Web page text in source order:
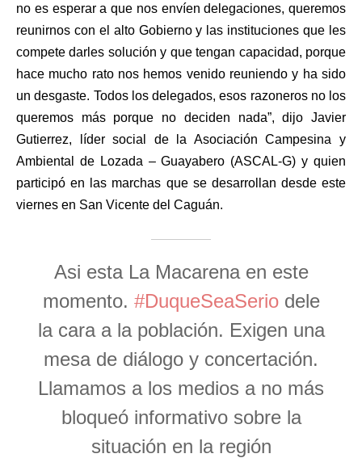
no es esperar a que nos envíen delegaciones, queremos
reunirnos con el alto Gobierno y las instituciones que les
compete darles solución y que tengan capacidad, porque
hace mucho rato nos hemos venido reuniendo y ha sido
un desgaste. Todos los delegados, esos razoneros no los
queremos más porque no deciden nada”, dijo Javier
Gutierrez, líder social de la Asociación Campesina y
Ambiental de Lozada – Guayabero (ASCAL-G) y quien
participó en las marchas que se desarrollan desde este
viernes en San Vicente del Caguán.
Asi esta La Macarena en este
momento. #DuqueSeaSeriodele
la cara a la población. Exigen una
mesa de diálogo y concertación.
Llamamos a los medios a no más
bloqueó informativo sobre la
situación en la región